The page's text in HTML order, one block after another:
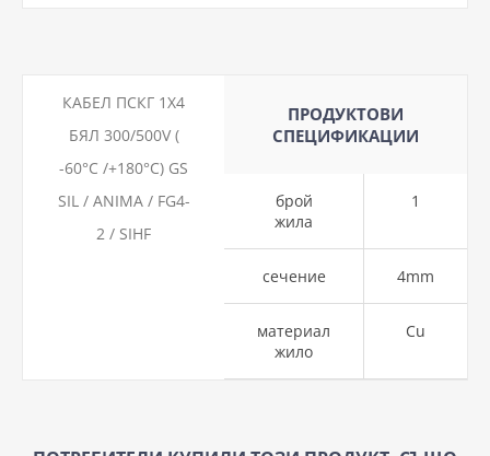
КАБЕЛ ПСКГ 1Х4
БЯЛ 300/500V (
-60°C /+180°C) GS
SIL / ANIMA / FG4-
2 / SIHF
ПРОДУКТОВИ
СПЕЦИФИКАЦИИ
брой
жила
1
сечение 4mm
материал
жило
Cu